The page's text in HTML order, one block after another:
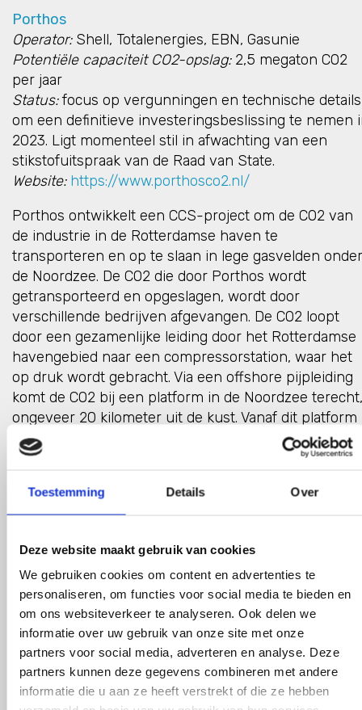
Toestemming Details Over
Deze website maakt gebruik van cookies
We gebruiken cookies om content en advertenties te
personaliseren, om functies voor social media te bieden en
om ons websiteverkeer te analyseren. Ook delen we
informatie over uw gebruik van onze site met onze
partners voor social media, adverteren en analyse. Deze
partners kunnen deze gegevens combineren met andere
informatie die u aan ze heeft verstrekt of die ze hebben
Porthos
Operator:Shell, Totalenergies, EBN, Gasunie
Potentiële capaciteit CO2-opslag: 2,5 megaton CO2
per jaar
Status:focus op vergunningen en technische
om een definitieve investeringsbeslissing te nemen
2023. Ligt momenteel stil in afwachting van een
stikstofuitspraak van de Raad van State.
Website: https://www.porthosco2.nl/
Porthos ontwikkelt een CCS-project om de CO2 van
de industrie in de Rotterdamse haven te
transporteren en op te slaan in lege gasvelden onder
de Noordzee. De CO2 die door Porthos wordt
getransporteerd en opgeslagen, wordt door
verschillende bedrijven afgevangen. De CO2 loopt
door een gezamenlijke leiding door het Rotterdamse
havengebied naar een compressorstation, waar het
op druk wordt gebracht. Via een offshore pijpleiding
komt de CO2 bij een platform in de Noordzee terecht,
ongeveer 20 kilometer uit de kust. Vanaf dit platform
wordt de CO2 in een leeg gasveld gepompt. De lege
gasvelden liggen in een afgesloten reservoir van
Porthos is door de Europese Unie erkend als Project
nu stil, omdat de Raad van State een
moet doen. Dat is betreurenswaardig, want de
stikstofuitstoot bij de bouw van het project is
minimaal, terwijl de klimaatwinst van het project heel
groot is.
Pycasso – Frankrijk
Operator:stuurgroep bestaande uit: BRGM,